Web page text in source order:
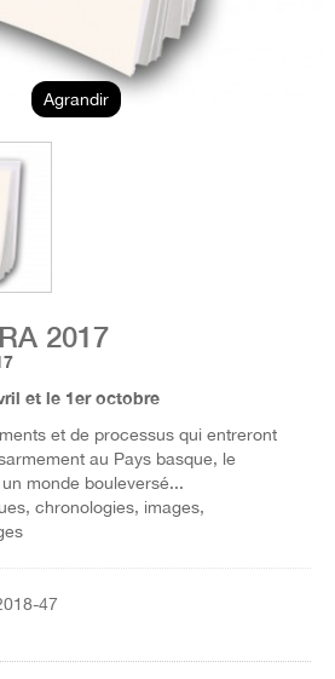
Agrandir
2017
et le 1er octobre
et de processus qui entreront
au Pays basque, le
monde bouleversé...
chronologies, images,
47